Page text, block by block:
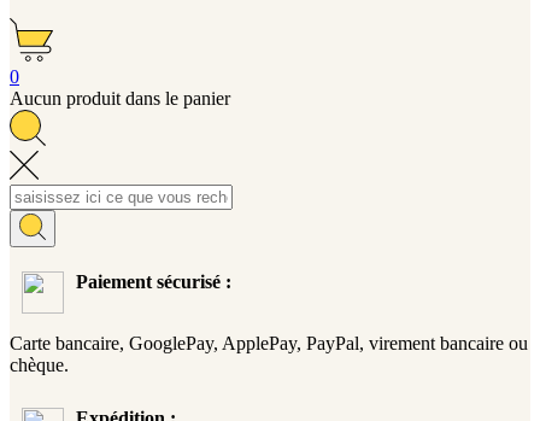
0
Aucun produit dans le panier
Paiement sécurisé :
Carte bancaire, GooglePay, ApplePay, PayPal, virement bancaire ou
chèque.